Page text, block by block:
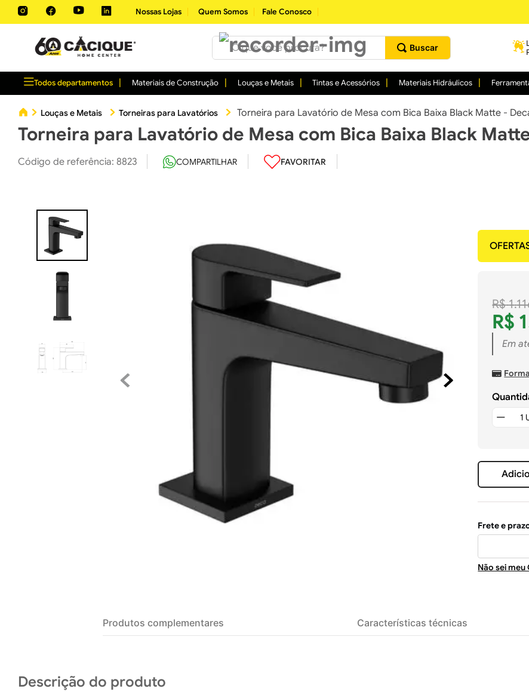
Nossas Lojas Quem Somos Fale Conosco
O que você procura?
Todos departamentos Materiais de Construção Louças e Metais Tintas e Acessórios Materiais Hidráulicos
Louças e Metais Torneiras para Lavatórios Torneira para Lavatório de Mesa com Bica Baixa Black Matte -
Torneira para Lavatório de Mesa com Bica Baixa Black
Código de referência: 8823
R$ 1.
R$ 1
Em
Não sei meu
Produtos complementares Características técnicas
Descrição do produto